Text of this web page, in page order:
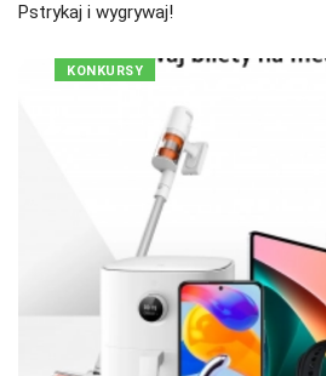
Pstrykaj i wygrywaj!
KONKURSY